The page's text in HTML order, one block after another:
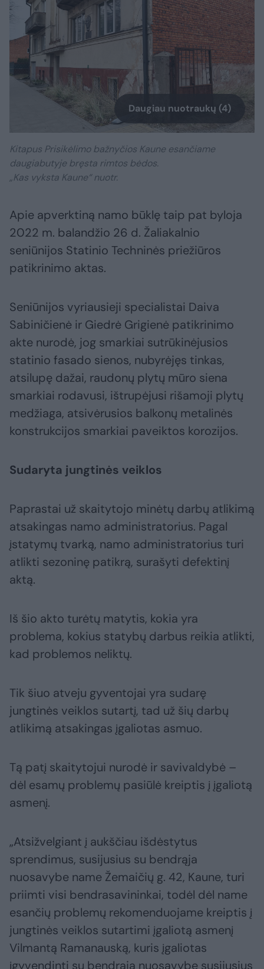
Daugiau nuotraukų (4)
Kitapus Prisikėlimo bažnyčios Kaune esančiame
daugiabutyje bręsta rimtos bėdos.
„Kas vyksta Kaune“ nuotr.
Apie apverktiną namo būklę taip pat byloja
2022 m. balandžio 26 d. Žaliakalnio
seniūnijos Statinio Techninės priežiūros
patikrinimo aktas.
Seniūnijos vyriausieji specialistai Daiva
Sabiničienė ir Giedrė Grigienė patikrinimo
akte nurodė, jog smarkiai sutrūkinėjusios
statinio fasado sienos, nubyrėjęs tinkas,
atsilupę dažai, raudonų plytų mūro siena
smarkiai rodavusi, ištrupėjusi rišamoji plytų
medžiaga, atsivėrusios balkonų metalinės
konstrukcijos smarkiai paveiktos korozijos.
Sudaryta jungtinės veiklos
Paprastai už skaitytojo minėtų darbų atlikimą
atsakingas namo administratorius. Pagal
įstatymų tvarką, namo administratorius turi
atlikti sezoninę patikrą, surašyti defektinį
aktą.
Iš šio akto turėtų matytis, kokia yra
problema, kokius statybų darbus reikia atlikti,
kad problemos neliktų.
Tik šiuo atveju gyventojai yra sudarę
jungtinės veiklos sutartį, tad už šių darbų
atlikimą atsakingas įgaliotas asmuo.
Tą patį skaitytojui nurodė ir savivaldybė –
dėl esamų problemų pasiūlė kreiptis į įgaliotą
asmenį.
„Atsižvelgiant į aukščiau išdėstytus
sprendimus, susijusius su bendrąja
nuosavybe name Žemaičių g. 42, Kaune, turi
priimti visi bendrasavininkai, todėl dėl name
esančių problemų rekomenduojame kreiptis į
jungtinės veiklos sutartimi įgaliotą asmenį
Vilmantą Ramanauską, kuris įgaliotas
įgyvendinti su bendrąja nuosavybe susijusius